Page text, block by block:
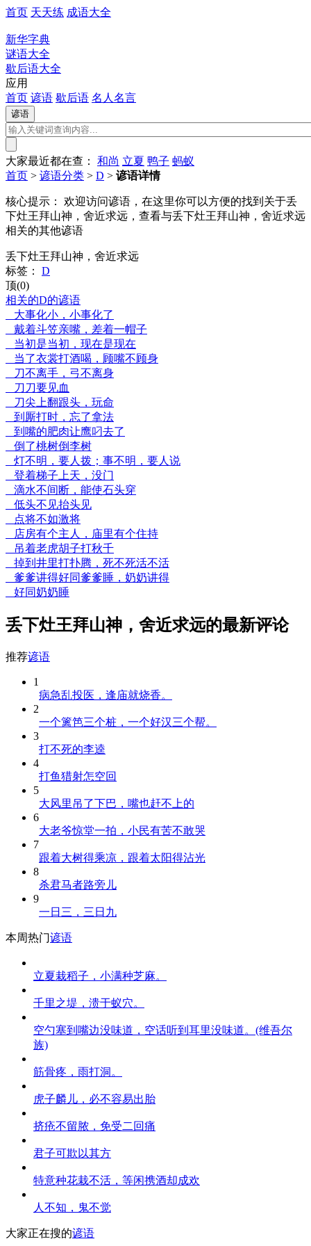
首页 天天练 成语大全
新华字典
谜语大全
歇后语大全
应用
首页 谚语 歇后语 名人名言
大家最近都在查： 和尚 立夏 鸭子 蚂蚁
首页 > 谚语分类 > D > 谚语详情
核心提示：
欢迎访问谚语，在这里你可以方便的找到关于丢
下灶王拜山神，舍近求远，查看与丢下灶王拜山神，舍近求远
相关的其他谚语
丢下灶王拜山神，舍近求远
标签：
D
顶(0)
相关的D的谚语
大事化小，小事化了
戴着斗笠亲嘴，差着一帽子
当初是当初，现在是现在
当了衣裳打酒喝，顾嘴不顾身
刀不离手，弓不离身
刀刀要见血
刀尖上翻跟头，玩命
到厮打时，忘了拿法
到嘴的肥肉让鹰叼去了
倒了桃树倒李树
灯不明，要人拨；事不明，要人说
登着梯子上天，没门
滴水不间断，能使石头穿
低头不见抬头见
点将不如激将
店房有个主人，庙里有个住持
吊着老虎胡子打秋千
掉到井里打扑腾，死不死活不活
爹爹讲得好同爹爹睡，奶奶讲得
好同奶奶睡
丢下灶王拜山神，舍近求远的最新评论
推荐谚语
1
病急乱投医，逢庙就烧香。
2
一个篱笆三个桩，一个好汉三个帮。
3
打不死的李逵
4
打鱼猎射怎空回
5
大风里吊了下巴，嘴也赶不上的
6
大老爷惊堂一拍，小民有苦不敢哭
7
跟着大树得乘凉，跟着太阳得沾光
8
杀君马者路旁儿
9
一日三，三日九
本周热门谚语
立夏栽稻子，小满种芝麻。
千里之堤，溃于蚁穴。
空勺塞到嘴边没味道，空话听到耳里没味道。(维吾尔
族)
筋骨疼，雨打洞。
虎子麟儿，必不容易出胎
挤疮不留脓，免受二回痛
君子可欺以其方
特意种花栽不活，等闲携酒却成欢
人不知，鬼不觉
大家正在搜的谚语